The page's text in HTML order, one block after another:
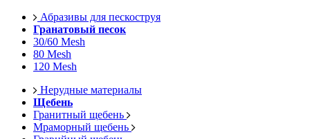
Абразивы для пескоструя
Гранатовый песок
30/60 Mesh
80 Mesh
120 Mesh
Нерудные материалы
Щебень
Гранитный щебень
Мраморный щебень